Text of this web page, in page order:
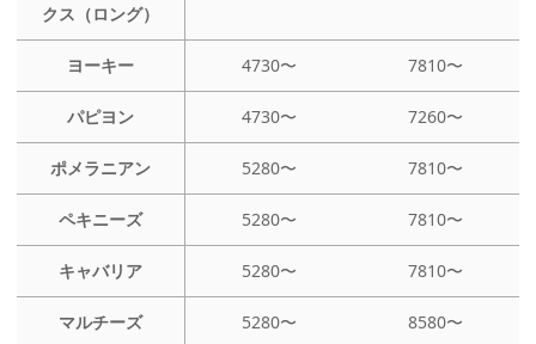
クス（ロング）
ヨーキー 4730〜 7810〜
パピヨン 4730〜 7260〜
ポメラニアン 5280〜 7810〜
ペキニーズ 5280〜 7810〜
キャバリア 5280〜 7810〜
マルチーズ 5280〜 8580〜